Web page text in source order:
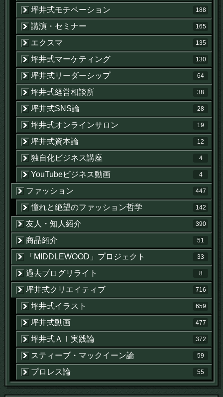
坪井式モチベーション 188
講演・セミナー 165
エクスマ 135
坪井式マーケティング 130
坪井式リーダーシップ 64
坪井式経営相談所 38
坪井式SNS論 28
坪井式オンラインサロン 19
坪井式資本論 12
独自化ビジネス講座 4
YouTubeビジネス動画 4
ファッション 447
憧れと絶望のファッション哲学 142
友人・知人紹介 390
商品紹介 51
「MIDDLEWOOD」プロジェクト 33
過去ブログリライト 8
坪井式クリエイティブ 716
坪井式イラスト 659
坪井式動画 477
坪井式ＡＩ実践論 372
スティーブ・マックイーン論 59
プロレス論 55